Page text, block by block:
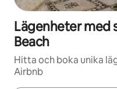
Lägenheter med
Beach
Hitta och boka unika
Airbnb